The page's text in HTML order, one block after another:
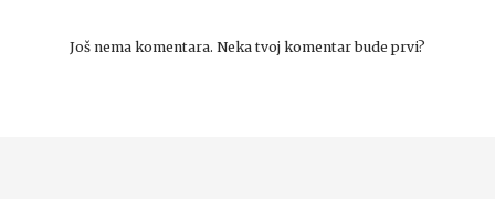
Još nema komentara. Neka tvoj komentar bude prvi?